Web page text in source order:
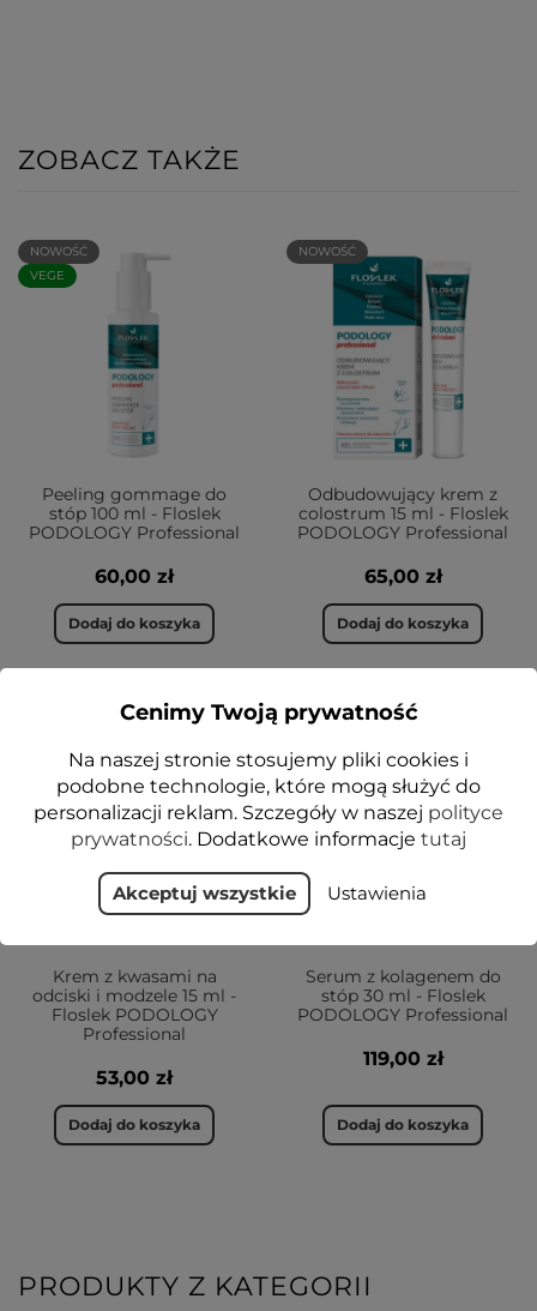
ZOBACZ TAKŻE
NOWOŚĆ
VEGE
Peeling gommage do
stóp 100 ml - Floslek
PODOLOGY Professional
60,00 zł
Dodaj do koszyka
NOWOŚĆ
Odbudowujący krem z
colostrum 15 ml - Floslek
PODOLOGY Professional
65,00 zł
Dodaj do koszyka
Krem z kwasami na
odciski i modzele 15 ml -
Floslek PODOLOGY
Professional
53,00 zł
Dodaj do koszyka
Serum z kolagenem do
stóp 30 ml - Floslek
PODOLOGY Professional
119,00 zł
Dodaj do koszyka
PRODUKTY Z KATEGORII
Cenimy Twoją prywatność
Na naszej stronie stosujemy pliki cookies i
podobne technologie, które mogą służyć do
personalizacji reklam. Szczegóły w naszej polityce
prywatności. Dodatkowe informacje tutaj
Akceptuj wszystkie Ustawienia